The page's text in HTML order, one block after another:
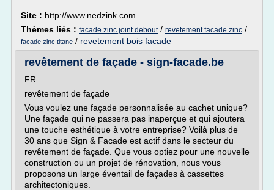
Site : http://www.nedzink.com
Thèmes liés : facade zinc joint debout/ revetement facade zinc /
facade zinc titane / revetement bois facade
revêtement de façade - sign-facade.be
FR
revêtement de façade
Vous voulez une façade personnalisée au cachet unique?
Une façade qui ne passera pas inaperçue et qui ajoutera
une touche esthétique à votre entreprise? Voilà plus de
30 ans que Sign & Facade est actif dans le secteur du
revêtement de façade. Que vous optiez pour une nouvelle
construction ou un projet de rénovation, nous vous
proposons un large éventail de façades à cassettes
architectoniques.